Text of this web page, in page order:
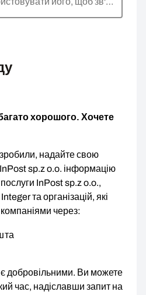
хорошого. Хочете
надайте свою
sp.z o.o. інформацію
послуги InPost sp.z o.o.,
та організацій, які
через:
добровільними. Ви можете
час, надіславши запит на